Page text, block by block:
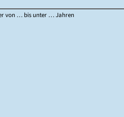
von … bis unter … Jahren